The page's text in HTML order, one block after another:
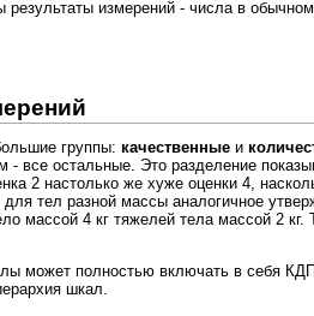
результаты измерений - числа в
группы: качественные и
- все остальные. Это разделение
2 настолько же хуже оценки 4,
тел разной массы аналогичное
массой 4 кг тяжелей тела массой 2
может полностью включать в себя КДП
шкал.